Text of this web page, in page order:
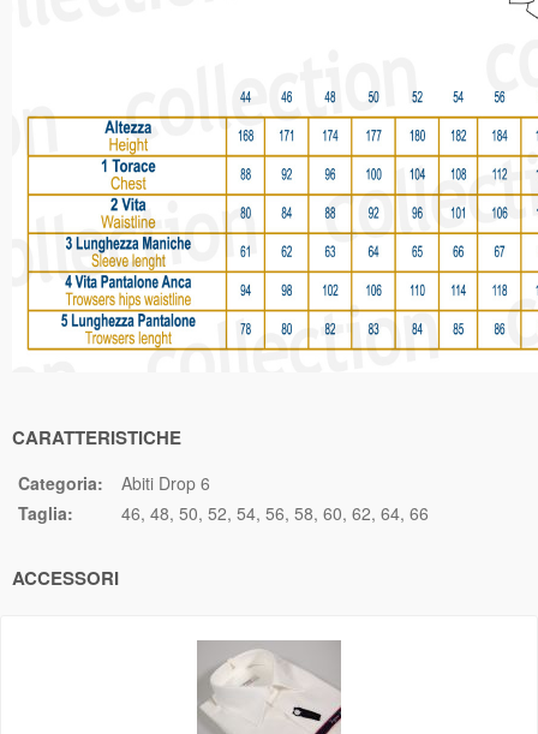
CARATTERISTICHE
Categoria:
Abiti Drop 6
Taglia:
46 48 50 52 54 56 58 60 62 64 66
ACCESSORI